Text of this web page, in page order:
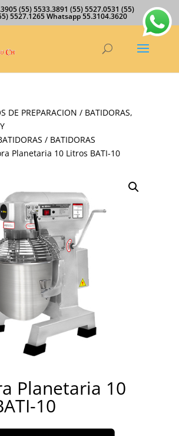
(55) 5533.3891 (55) 5527.0531 (55)
5527.1265 Whatsapp 55.3104.3620
DE PREPARACION / BATIDORAS,
/ BATIDORAS
Planetaria 10 Litros BATI-10
Planetaria 10
10